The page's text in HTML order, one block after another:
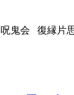
鬼会 復縁片思